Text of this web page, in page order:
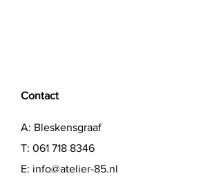
Contact
A: Bleskensgraaf
T: 061 718 8346
E: info@atelier-85.nl